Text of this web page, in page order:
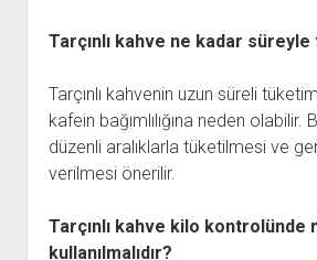
Tarçınlı kahve ne kadar
Tarçınlı kahvenin uzun süreli
kafein bağımlılığına neden olabilir.
düzenli aralıklarla tüketilmesi ve
verilmesi önerilir.
Tarçınlı kahve kilo kontrolünde
kullanılmalıdır?